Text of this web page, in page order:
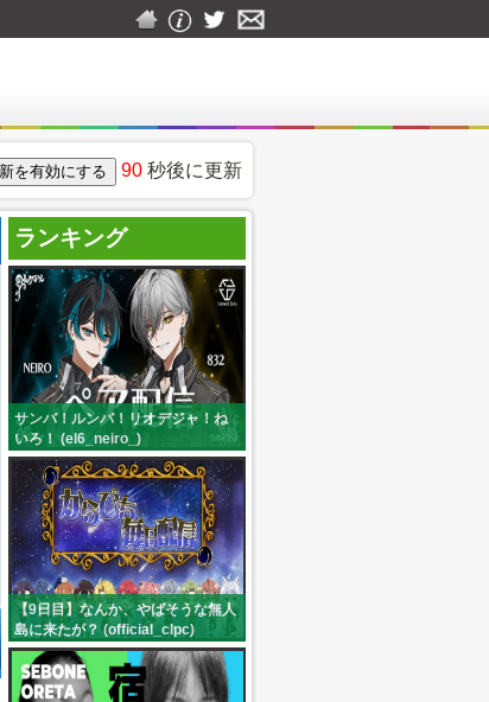
90秒後に更新
ランキング
サンバ！ルンバ！リオデジャ！ね
いろ！ (el6_neiro_)
【9日目】なんか、やばそうな無人
島に来たが？ (official_clpc)